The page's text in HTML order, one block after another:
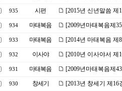
935 시편 [2015년 신년말씀 제
934 마태복음 [2009년마태복음제
933 마태복음 [2014년 마태복음
932 이사야 [2010년 이사야서
931 마태복음 [2009년마태복음제
930 창세기 [2013년 창세기 제16